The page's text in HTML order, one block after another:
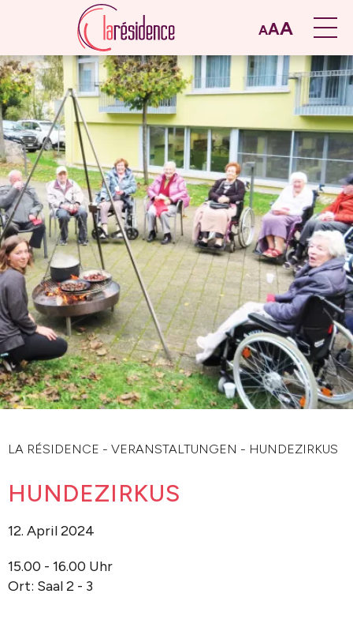
AAA
LA RÉSIDENCE - VERANSTALTUNGEN - HUNDEZIRKUS
HUNDEZIRKUS
12. April 2024
15.00 - 16.00 Uhr
Ort: Saal 2 - 3